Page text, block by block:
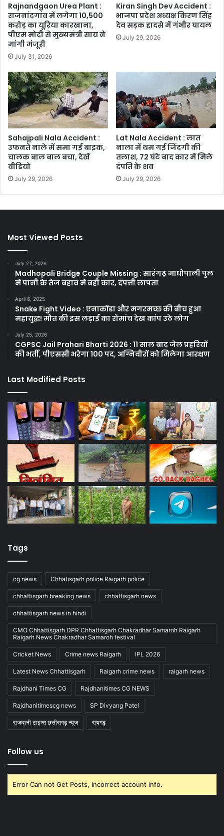
Rajnandgaon Urea Plant :
राजनांदगांव में लगेगा 10,500
करोड़ का यूरिया कारखाना,
पीएम मोदी से मुख्यमंत्री साय ने
मांगी मंजूरी
July 31, 2026
Kiran Singh Dev Accident :
भाजपा प्रदेश अध्यक्ष किरण सिंह
देव सड़क हादसे में गंभीर घायल
July 29, 2026
Sahajpali Nala Accident :
उफनते नाले में समा गई बाइक,
चालक बाल बाल बचा, देखें
वीडियो
July 29, 2026
Lat Nala Accident : लात
नाला में थम गई जिंदगी की
तलाश, 72 घंटे बाद कार में मिले
दंपति के शव
July 29, 2026
Most Viewed Posts
July 27, 2026
Madhopali Bridge Couple Missing : सारंगढ़ माधोपाली पुल
में पानी के तेज बहाव में बही कार, दंपत्ती लापता
April 6, 2025
Snake Fight Video : एनाकोंडा और मगरमच्छ की बीच हुआ
महायुद्ध! मौत की इस लड़ाई का रोमांच देख कांप उठे लोग
July 25, 2026
CGPSC Jail Prahari Bharti 2026 : 11 साल बाद जेल प्रहरियों
की भर्ती, पीएससी भरेगा 100 पद, अग्निवीरों को मिलेगा आरक्षण
Last Modified Posts
Tags
cg news Chhatisgarh police Raigarh police
chhattisgarh breaking news chhattisgarh news
chhattisgarh news in hindi
CMO Chhattisgarh DPR Chhattisgarh Chakradhar Samaroh Raigarh
Raigarh News Chakradhar Samaroh festival
Cricket News Crime news Raigarh IPL 2026
Latest News Chhattisgarh Raigarh crime news raigarh news
Rajdhani Times CG Rajdhanitimes CG NEWS
Rajdhanitimescg news SP Divyang Patel
राजधानी टाइम्स छत्तीसगढ़ न्यूज रायगढ़
Follow us
Error Can not Get Posts, Incorrect account info.